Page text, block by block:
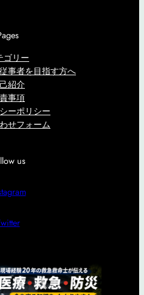
ゴリー
事者を目指す方へ
紹介
事項
ーポリシー
せフォーム
us